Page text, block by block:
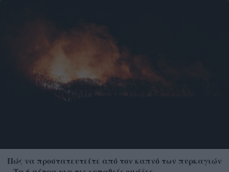
Πώς να προστατευτείτε από τον καπνό των πυρκαγιών